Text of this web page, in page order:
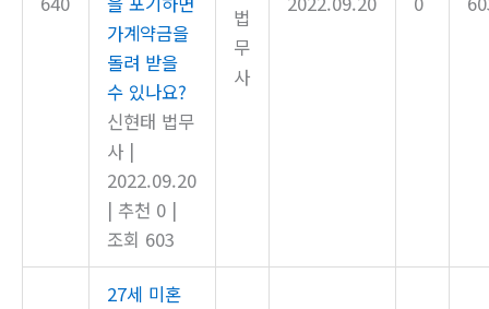
가계약금을
돌려 받을
수 있나요?
신현태 법무
사 |
2022.09.20
| 추천 0 |
조회 603
법
무
사
27세 미혼